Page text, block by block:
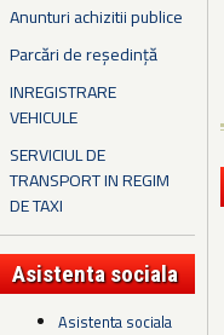
Anunturi achizitii publice
Parcări de reședință
INREGISTRARE
VEHICULE
SERVICIUL DE
TRANSPORT IN REGIM
DE TAXI
Asistenta sociala
Asistenta sociala